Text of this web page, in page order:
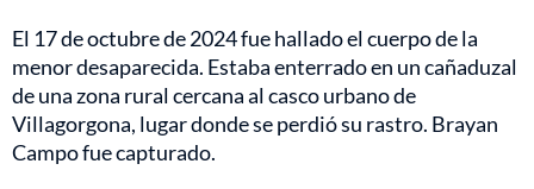
El 17 de octubre de 2024 fue hallado el cuerpo de la
menor desaparecida. Estaba enterrado en un cañaduzal
de una zona rural cercana al casco urbano de
Villagorgona, lugar donde se perdió su rastro. Brayan
Campo fue capturado.